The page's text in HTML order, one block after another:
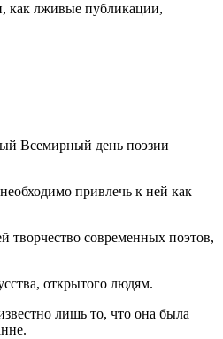
как лживые публикации,
Всемирный день поэзии
привлечь к ней как
творчество современных поэтов,
открытого людям.
лишь то, что она была